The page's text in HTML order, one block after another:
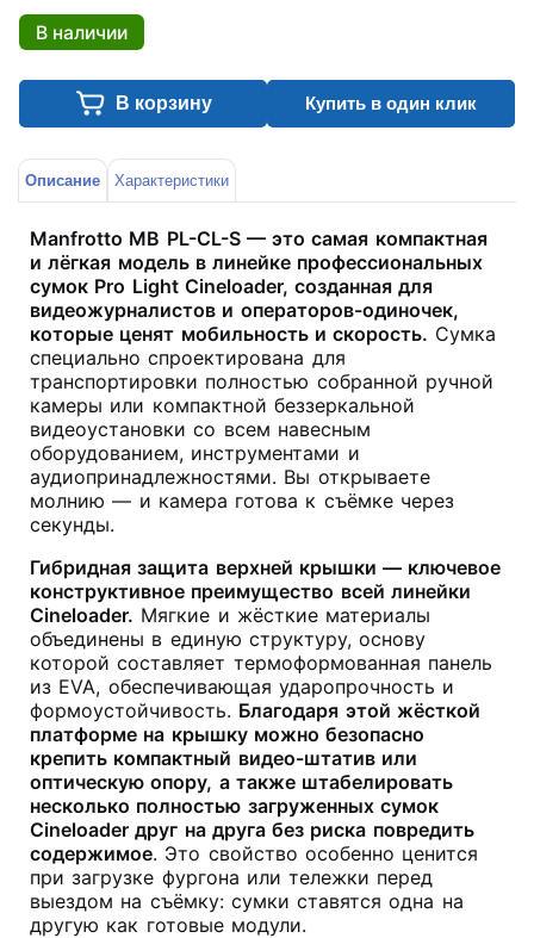
В наличии
В корзину Купить в один клик
Описание Характеристики
Manfrotto MB PL-CL-S — это самая компактная
и лёгкая модель в линейке профессиональных
сумок Pro Light Cineloader, созданная для
видеожурналистов и операторов-одиночек,
которые ценят мобильность и скорость. Сумка
специально спроектирована для
транспортировки полностью собранной ручной
камеры или компактной беззеркальной
видеоустановки со всем навесным
оборудованием, инструментами и
аудиопринадлежностями. Вы открываете
молнию — и камера готова к съёмке через
секунды.
Гибридная защита верхней крышки — ключевое
конструктивное преимущество всей линейки
Cineloader. Мягкие и жёсткие материалы
объединены в единую структуру, основу
которой составляет термоформованная панель
из EVA, обеспечивающая ударопрочность и
формоустойчивость. Благодаря этой жёсткой
платформе на крышку можно безопасно
крепить компактный видео-штатив или
оптическую опору, а также штабелировать
несколько полностью загруженных сумок
Cineloader друг на друга без риска повредить
содержимое. Это свойство особенно ценится
при загрузке фургона или тележки перед
выездом на съёмку: сумки ставятся одна на
другую как готовые модули.